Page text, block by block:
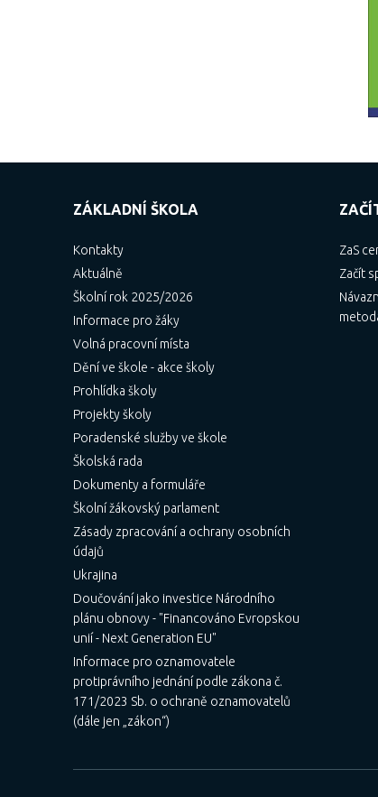
ZÁKLADNÍ ŠKOLA
Kontakty
Aktuálně
Školní rok 2025/2026
Informace pro žáky
Volná pracovní místa
Dění ve škole - akce školy
Prohlídka školy
Projekty školy
Poradenské služby ve škole
Školská rada
Dokumenty a formuláře
Školní žákovský parlament
Zásady zpracování a ochrany osobních
údajů
Ukrajina
Doučování jako investice Národního
plánu obnovy - "Financováno Evropskou
unií - Next Generation EU"
Informace pro oznamovatele
protiprávního jednání podle zákona č.
171/2023 Sb. o ochraně oznamovatelů
(dále jen „zákon“)
ZaS
Začít